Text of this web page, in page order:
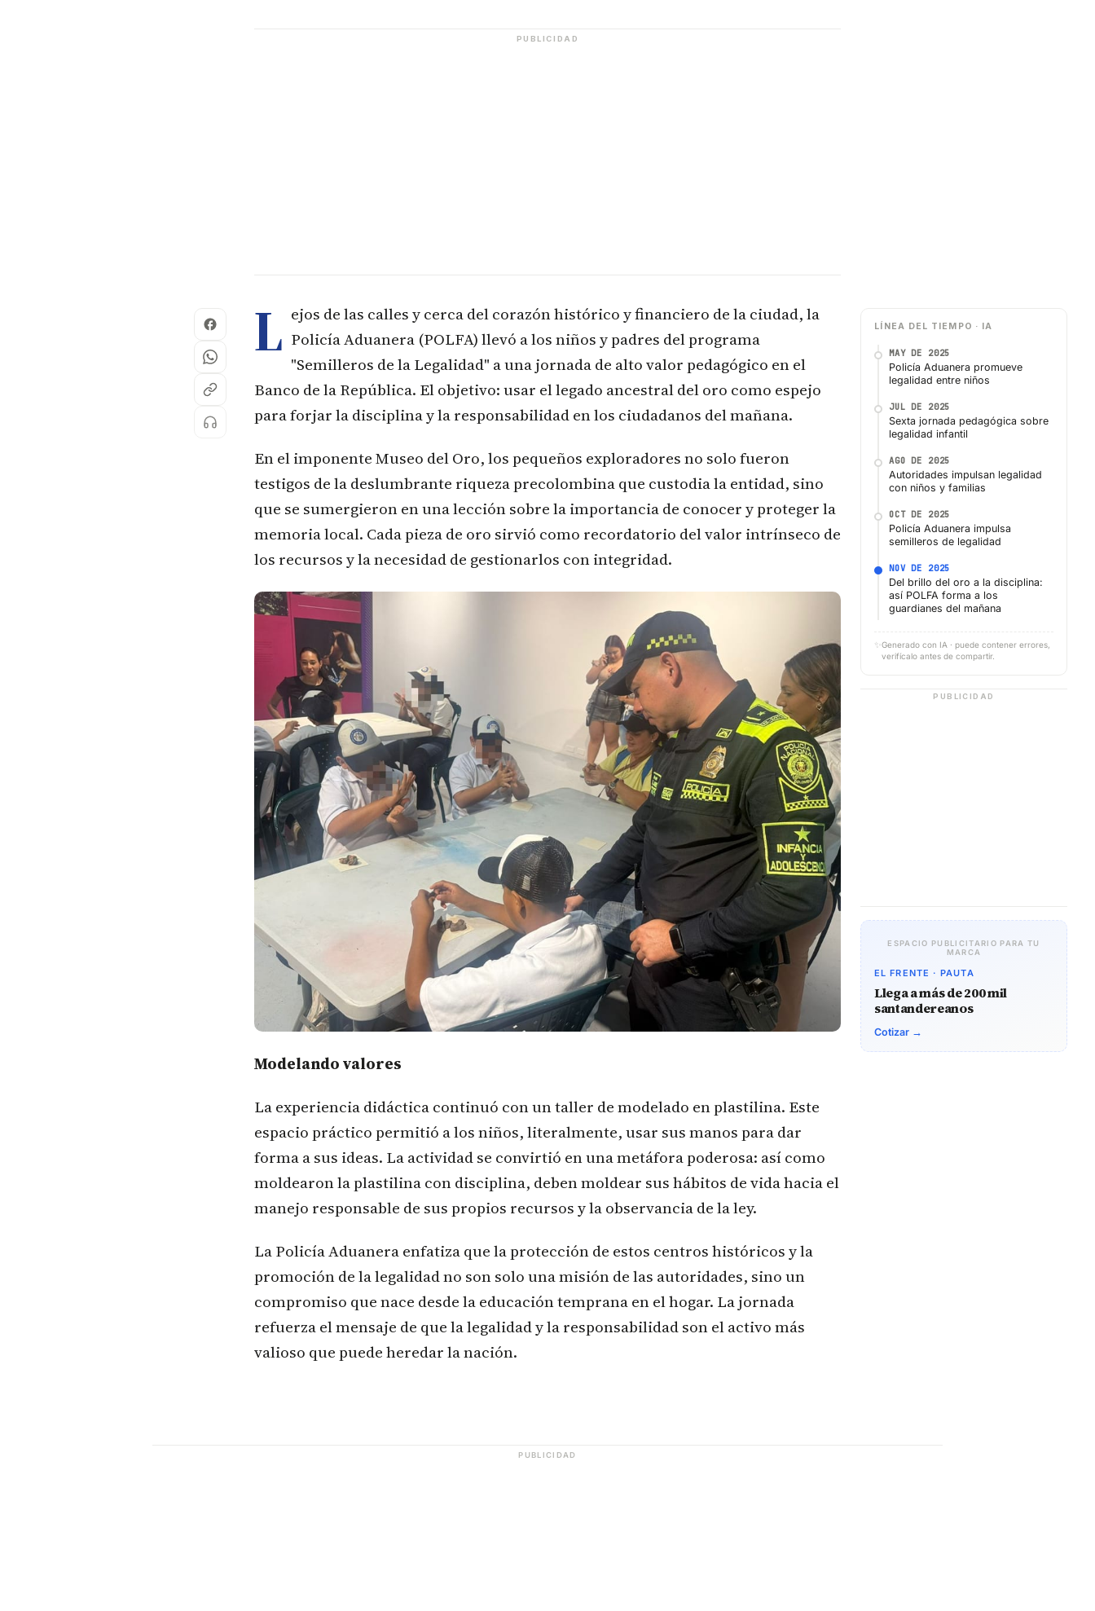
PUBLICIDAD
L ejos de las calles y cerca del corazón histórico y financiero de la ciudad, la
Policía Aduanera (POLFA) llevó a los niños y padres del programa
"Semilleros de la Legalidad" a una jornada de alto valor pedagógico en el
Banco de la República. El objetivo: usar el legado ancestral del oro como espejo
para forjar la disciplina y la responsabilidad en los ciudadanos del mañana.
En el imponente Museo del Oro, los pequeños exploradores no solo fueron
testigos de la deslumbrante riqueza precolombina que custodia la entidad, sino
que se sumergieron en una lección sobre la importancia de conocer y proteger la
memoria local. Cada pieza de oro sirvió como recordatorio del valor intrínseco de
los recursos y la necesidad de gestionarlos con integridad.
Modelando valores
La experiencia didáctica continuó con un taller de modelado en plastilina. Este
espacio práctico permitió a los niños, literalmente, usar sus manos para dar
forma a sus ideas. La actividad se convirtió en una metáfora poderosa: así como
moldearon la plastilina con disciplina, deben moldear sus hábitos de vida hacia el
manejo responsable de sus propios recursos y la observancia de la ley.
La Policía Aduanera enfatiza que la protección de estos centros históricos y la
promoción de la legalidad no son solo una misión de las autoridades, sino un
compromiso que nace desde la educación temprana en el hogar. La jornada
refuerza el mensaje de que la legalidad y la responsabilidad son el activo más
valioso que puede heredar la nación.
LÍNEA DEL TIEMPO · IA
MAY DE 2025
Policía Aduanera promueve
legalidad entre niños
JUL DE 2025
Sexta jornada pedagógica sobre
legalidad infantil
AGO DE 2025
Autoridades impulsan legalidad
con niños y familias
OCT DE 2025
Policía Aduanera impulsa
semilleros de legalidad
NOV DE 2025
Del brillo del oro a la disciplina:
así POLFA forma a los
guardianes del mañana
✨ Generado con IA · puede contener errores,
verifícalo antes de compartir.
PUBLICIDAD
ESPACIO PUBLICITARIO PARA TU
MARCA
EL FRENTE · PAUTA
Llega a más de 200 mil
santandereanos
Cotizar →
PUBLICIDAD